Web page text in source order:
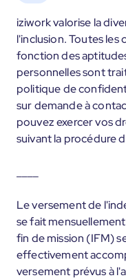
iziwork valorise la
l'inclusion. Toutes les
fonction des
personnelles sont
politique de
sur demande à
pouvez exercer vos
suivant la procédure
Le versement de
se fait
fin de mission (IFM)
effectivement
versement prévus à